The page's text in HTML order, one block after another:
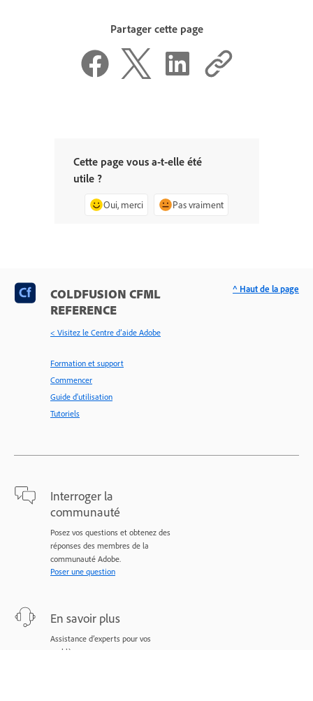
Partager cette page
Cette page vous a-t-elle été
utile ?
Oui, merci Pas vraiment
COLDFUSION CFML
REFERENCE
< Visitez le Centre d’aide Adobe
Formation et support
Commencer
Guide d'utilisation
Tutoriels
Interroger la
communauté
Posez vos questions et obtenez des
réponses des membres de la
communauté Adobe.
Poser une question
En savoir plus
Assistance d’experts pour vos
problèmes.
^ Haut de la page